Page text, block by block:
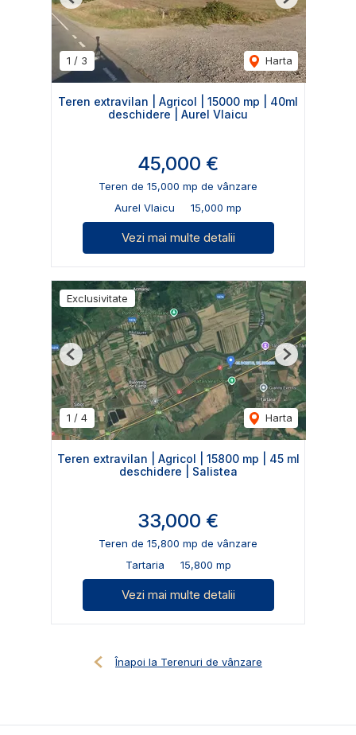
1 / 3 Harta
Previous Next
Teren extravilan | Agricol | 15000 mp | 40ml
deschidere | Aurel Vlaicu
45,000 €
Teren de 15,000 mp de vânzare
Aurel Vlaicu
15,000 mp
Vezi mai multe detalii
Exclusivitate
1 / 4 Harta
Previous Next
Teren extravilan | Agricol | 15800 mp | 45 ml
deschidere | Salistea
33,000 €
Teren de 15,800 mp de vânzare
Tartaria
15,800 mp
Vezi mai multe detalii
Înapoi la Terenuri de vânzare